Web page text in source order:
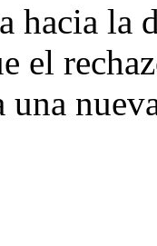
hacia
el
una